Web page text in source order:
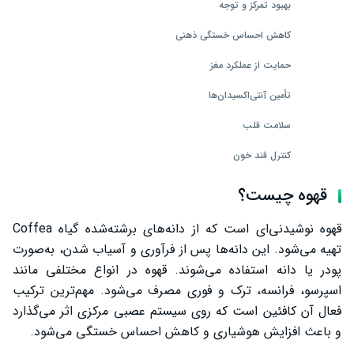
بهبود تمرکز و توجه
کاهش احساس خستگی ذهنی
حمایت از عملکرد مغز
تأمین آنتی‌اکسیدان‌ها
سلامت قلب
کنترل قند خون
کمک به مدیریت وزن
افزایش عملکرد ورزشی
تأثیر بر خلق‌وخو
سلامت دستگاه گوارش
قهوه چیست؟
قهوه نوشیدنی‌ای است که از دانه‌های برشته‌شده گیاه Coffea
تهیه می‌شود. این دانه‌ها پس از فرآوری و آسیاب شدن، به‌صورت
پودر یا دانه استفاده می‌شوند. قهوه در انواع مختلفی مانند
اسپرسو، فرانسه، ترک و فوری مصرف می‌شود. مهم‌ترین ترکیب
فعال آن کافئین است که روی سیستم عصبی مرکزی اثر می‌گذارد
و باعث افزایش هوشیاری و کاهش احساس خستگی می‌شود.